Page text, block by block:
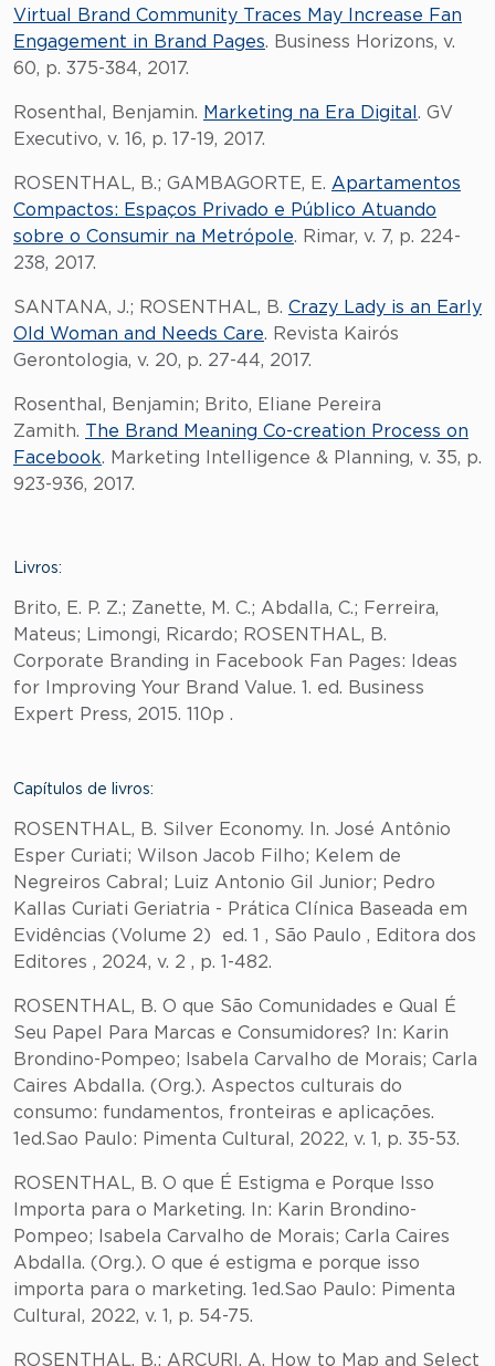
Virtual Brand Community Traces May Increase Fan
Engagement in Brand Pages. Business Horizons, v.
60, p. 375-384, 2017.
Rosenthal, Benjamin. Marketing na Era Digital . GV
Executivo, v. 16, p. 17-19, 2017.
ROSENTHAL, B.; GAMBAGORTE, E. Apartamentos
Compactos: Espaços Privado e Público Atuando
sobre o Consumir na Metrópole. Rimar, v. 7, p. 224-
238, 2017.
SANTANA, J.; ROSENTHAL, B. Crazy Lady is an Early
Old Woman and Needs Care. Revista Kairós
Gerontologia, v. 20, p. 27-44, 2017.
Rosenthal, Benjamin; Brito, Eliane Pereira
Zamith. The Brand Meaning Co-creation Process on
Facebook. Marketing Intelligence & Planning, v. 35, p.
923-936, 2017.
Livros:
Brito, E. P. Z.; Zanette, M. C.; Abdalla, C.; Ferreira,
Mateus; Limongi, Ricardo; ROSENTHAL, B.
Corporate Branding in Facebook Fan Pages: Ideas
for Improving Your Brand Value. 1. ed. Business
Expert Press, 2015. 110p .
Capítulos de livros:
ROSENTHAL, B. Silver Economy. In. José Antônio
Esper Curiati; Wilson Jacob Filho; Kelem de
Negreiros Cabral; Luiz Antonio Gil Junior; Pedro
Kallas Curiati Geriatria - Prática Clínica Baseada em
Evidências (Volume 2) ed. 1 , São Paulo , Editora dos
Editores , 2024, v. 2 , p. 1-482.
ROSENTHAL, B. O que São Comunidades e Qual É
Seu Papel Para Marcas e Consumidores? In: Karin
Brondino-Pompeo; Isabela Carvalho de Morais; Carla
Caires Abdalla. (Org.). Aspectos culturais do
consumo: fundamentos, fronteiras e aplicações.
1ed.Sao Paulo: Pimenta Cultural, 2022, v. 1, p. 35-53.
ROSENTHAL, B. O que É Estigma e Porque Isso
Importa para o Marketing. In: Karin Brondino-
Pompeo; Isabela Carvalho de Morais; Carla Caires
Abdalla. (Org.). O que é estigma e porque isso
importa para o marketing. 1ed.Sao Paulo: Pimenta
Cultural, 2022, v. 1, p. 54-75.
ROSENTHAL, B.; ARCURI, A. How to Map and Select